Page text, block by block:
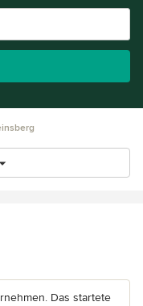
Das startete